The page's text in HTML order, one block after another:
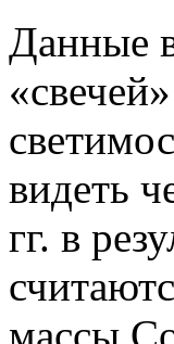
Данные
видеть
гг. в
массы